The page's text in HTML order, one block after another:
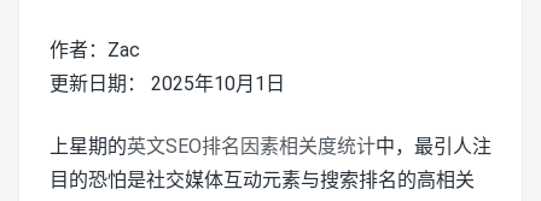
作者：Zac
更新日期： 2025年10月1日
上星期的英文SEO排名因素相关度统计中，最引人注
目的恐怕是社交媒体互动元素与搜索排名的高相关